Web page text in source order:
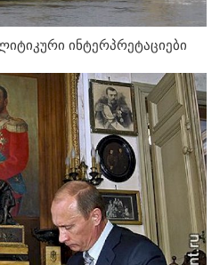
ინტერპრეტაციები